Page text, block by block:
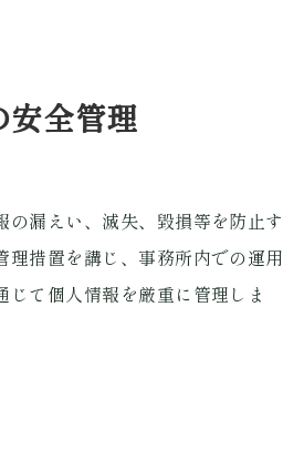
安全管理
の漏えい、滅失、毀損等を防止す
理措置を講じ、事務所内での運用
じて個人情報を厳重に管理しま